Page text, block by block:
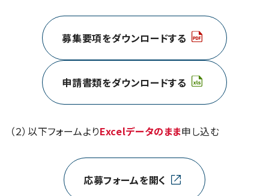
募集要項をダウンロードする
申請書類をダウンロードする
（２）以下フォームよりExcelデータのまま申し込む
応募フォームを開く